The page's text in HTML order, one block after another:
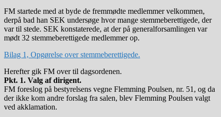
FM startede med at byde de fremmødte medlemmer velkommen,
derpå bad han SEK undersøge hvor mange stemmeberettigede, der
var til stede. SEK konstaterede, at der på generalforsamlingen var
mødt 32 stemmeberettigede medlemmer op.
Bilag 1, Opgørelse over stemmeberettigede.
Herefter gik FM over til dagsordenen.
Pkt. 1. Valg af dirigent.
FM foreslog på bestyrelsens vegne Flemming Poulsen, nr. 51, og da
der ikke kom andre forslag fra salen, blev Flemming Poulsen valgt
ved akklamation.